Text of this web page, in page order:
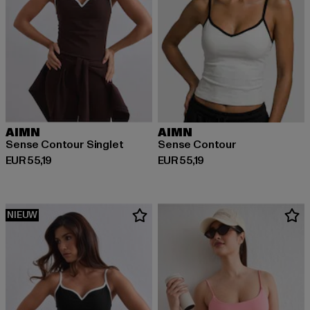
AIMN
Sense Contour Singlet
EUR 55,19
Huidige prijs: EUR 55,19
AIMN
Sense Contour
EUR 55,19
Huidige prijs: EUR 55,19
NIEUW